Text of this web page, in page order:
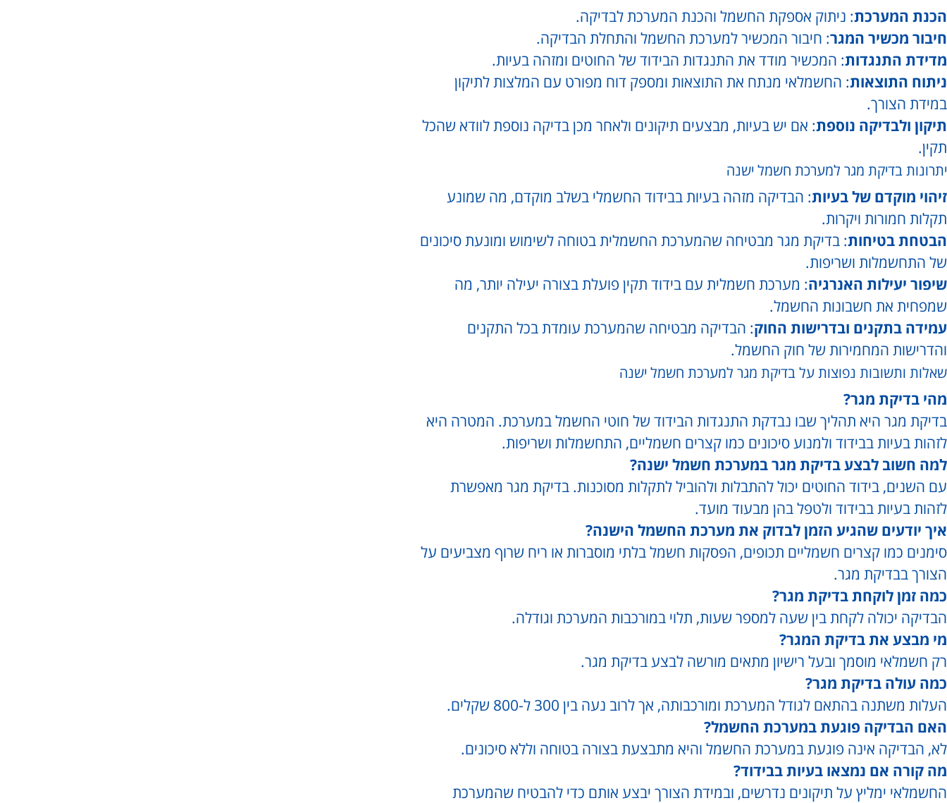
הכנת המערכת: ניתוק אספקת החשמל והכנת המערכת לבדיקה.
חיבור מכשיר המגר: חיבור המכשיר למערכת החשמל והתחלת הבדיקה.
מדידת התנגדות: המכשיר מודד את התנגדות הבידוד של החוטים ומזהה בעיות.
ניתוח התוצאות: החשמלאי מנתח את התוצאות ומספק דוח מפורט עם המלצות לתיקון
במידת הצורך.
תיקון ולבדיקה נוספת: אם יש בעיות, מבצעים תיקונים ולאחר מכן בדיקה נוספת לוודא שהכל
תקין.
יתרונות בדיקת מגר למערכת חשמל ישנה
זיהוי מוקדם של בעיות: הבדיקה מזהה בעיות בבידוד החשמלי בשלב מוקדם, מה שמונע
תקלות חמורות ויקרות.
הבטחת בטיחות: בדיקת מגר מבטיחה שהמערכת החשמלית בטוחה לשימוש ומונעת סיכונים
של התחשמלות ושריפות.
שיפור יעילות האנרגיה: מערכת חשמלית עם בידוד תקין פועלת בצורה יעילה יותר, מה
שמפחית את חשבונות החשמל.
עמידה בתקנים ובדרישות החוק: הבדיקה מבטיחה שהמערכת עומדת בכל התקנים
והדרישות המחמירות של חוק החשמל.
שאלות ותשובות נפוצות על בדיקת מגר למערכת חשמל ישנה
מהי בדיקת מגר?
בדיקת מגר היא תהליך שבו נבדקת התנגדות הבידוד של חוטי החשמל במערכת. המטרה היא
לזהות בעיות בבידוד ולמנוע סיכונים כמו קצרים חשמליים, התחשמלות ושריפות.
למה חשוב לבצע בדיקת מגר במערכת חשמל ישנה?
עם השנים, בידוד החוטים יכול להתבלות ולהוביל לתקלות מסוכנות. בדיקת מגר מאפשרת
לזהות בעיות בבידוד ולטפל בהן מבעוד מועד.
איך יודעים שהגיע הזמן לבדוק את מערכת החשמל הישנה?
סימנים כמו קצרים חשמליים תכופים, הפסקות חשמל בלתי מוסברות או ריח שרוף מצביעים על
הצורך בבדיקת מגר.
כמה זמן לוקחת בדיקת מגר?
הבדיקה יכולה לקחת בין שעה למספר שעות, תלוי במורכבות המערכת וגודלה.
מי מבצע את בדיקת המגר?
רק חשמלאי מוסמך ובעל רישיון מתאים מורשה לבצע בדיקת מגר.
כמה עולה בדיקת מגר?
העלות משתנה בהתאם לגודל המערכת ומורכבותה, אך לרוב נעה בין 300 ל-800 שקלים.
האם הבדיקה פוגעת במערכת החשמל?
לא, הבדיקה אינה פוגעת במערכת החשמל והיא מתבצעת בצורה בטוחה וללא סיכונים.
מה קורה אם נמצאו בעיות בבידוד?
החשמלאי ימליץ על תיקונים נדרשים, ובמידת הצורך יבצע אותם כדי להבטיח שהמערכת